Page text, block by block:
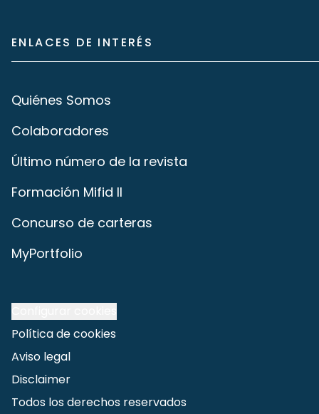
ENLACES DE INTERÉS
Quiénes Somos
Colaboradores
Último número de la revista
Formación Mifid II
Concurso de carteras
MyPortfolio
Política de cookies
Aviso legal
Disclaimer
Todos los derechos reservados